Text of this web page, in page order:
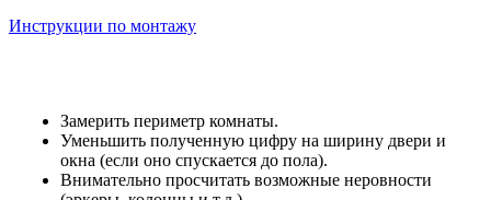
Инструкции по монтажу
Замерить периметр комнаты.
Уменьшить полученную цифру на ширину двери и
окна (если оно спускается до пола).
Внимательно просчитать возможные неровности